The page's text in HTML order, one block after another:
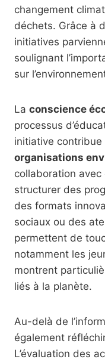
changement
déchets. Grâce à
initiatives
soulignant
sur
La conscience
processus
initiative contribue
organisations
collaboration
structurer des
des formats
sociaux ou des
permettent de
notamment les
montrent
liés à la planète.
Au-delà de
également
L’évaluation des